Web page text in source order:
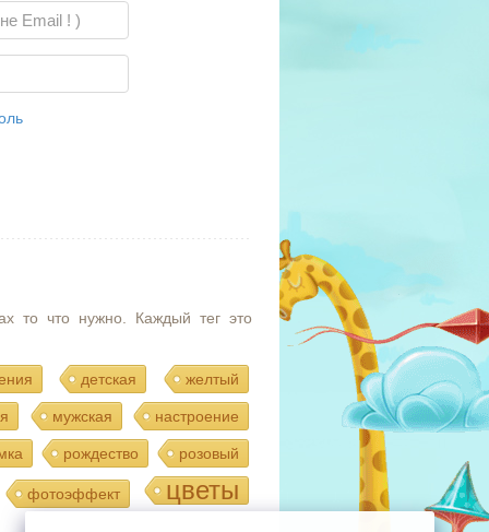
то что нужно. Каждый тег это
детская желтый
мужская настроение
рождество розовый
фотоэффект цветы